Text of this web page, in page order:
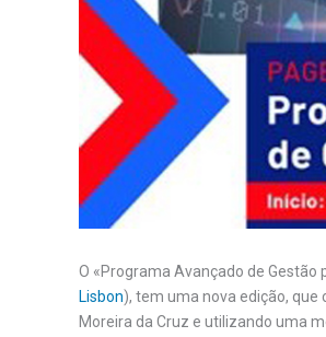
O «Programa Avançado de Gestão
Lisbon), tem uma nova edição, que
Moreira da Cruz e utilizando uma